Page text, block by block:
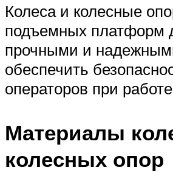
Колеса и колесные
подъемных платформ
прочными и
обеспечить
операторов при
Материалы
колесных опор